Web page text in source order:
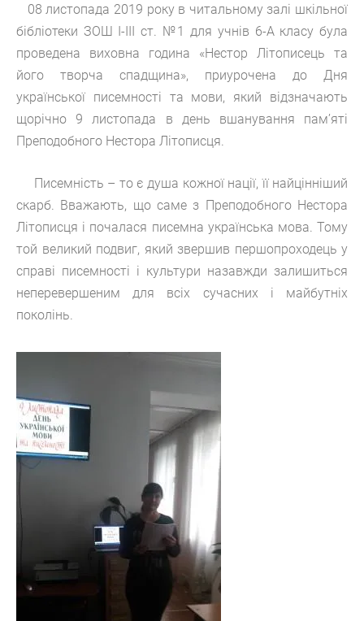
08 листопада 2019 року в читальному залі шкільної
бібліотеки ЗОШ І-ІІІ ст. №1 для учнів 6-А класу була
проведена виховна година «Нестор Літописець та
його творча спадщина», приурочена до Дня
української писемності та мови, який відзначають
щорічно 9 листопада в день вшанування пам’яті
Преподобного Нестора Літописця.
Писемність – то є душа кожної нації, її найцінніший
скарб. Вважають, що саме з Преподобного Нестора
Літописця і почалася писемна українська мова. Тому
той великий подвиг, який звершив першопроходець у
справі писемності і культури назавжди залишиться
неперевершеним для всіх сучасних і майбутніх
поколінь.